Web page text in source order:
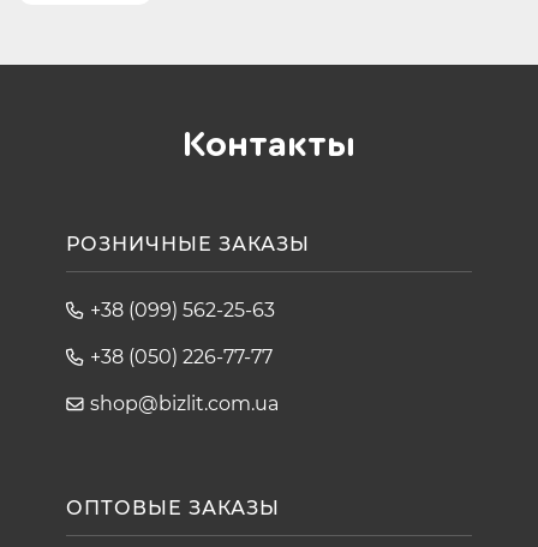
Контакты
РОЗНИЧНЫЕ ЗАКАЗЫ
+38 (099) 562-25-63
+38 (050) 226-77-77
shop@bizlit.com.ua
ОПТОВЫЕ ЗАКАЗЫ